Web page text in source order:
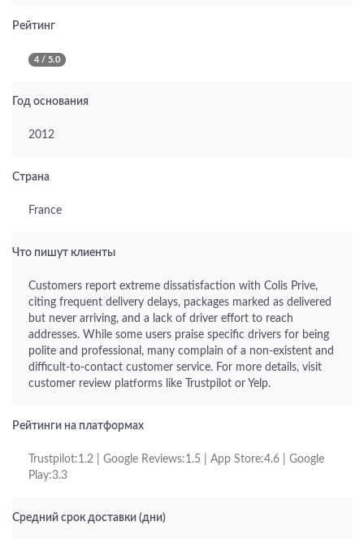
Рейтинг
4 / 5.0
Год основания
2012
Страна
France
Что пишут клиенты
Customers report extreme dissatisfaction with Colis Prive,
citing frequent delivery delays, packages marked as delivered
but never arriving, and a lack of driver effort to reach
addresses. While some users praise specific drivers for being
polite and professional, many complain of a non-existent and
difficult-to-contact customer service. For more details, visit
customer review platforms like Trustpilot or Yelp.
Рейтинги на платформах
Trustpilot:1.2 | Google Reviews:1.5 | App Store:4.6 | Google
Play:3.3
Средний срок доставки (дни)